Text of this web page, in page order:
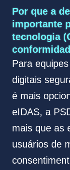
Por que a
importante
tecnologia
Para
digitais
é mais
eIDAS, a
mais que as
usuários de